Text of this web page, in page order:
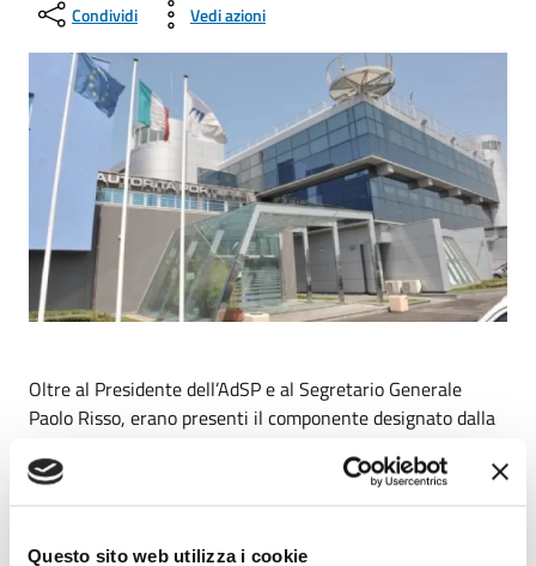
Questo sito web utilizza i cookie
Condividi Vedi azioni
Oltre al Presidente dell’AdSP e al Segretario Generale
Paolo Risso, erano presenti il componente designato dalla
da Città Metropolitana di Roma Capitale, Pino Lotto, il
componente designato dal Comune di Civitavecchia,